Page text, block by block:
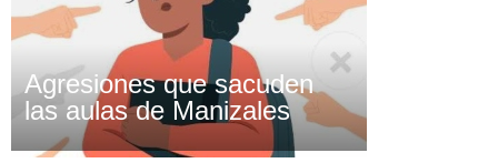
Agresiones que sacuden
las aulas de Manizales